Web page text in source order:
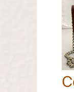
con